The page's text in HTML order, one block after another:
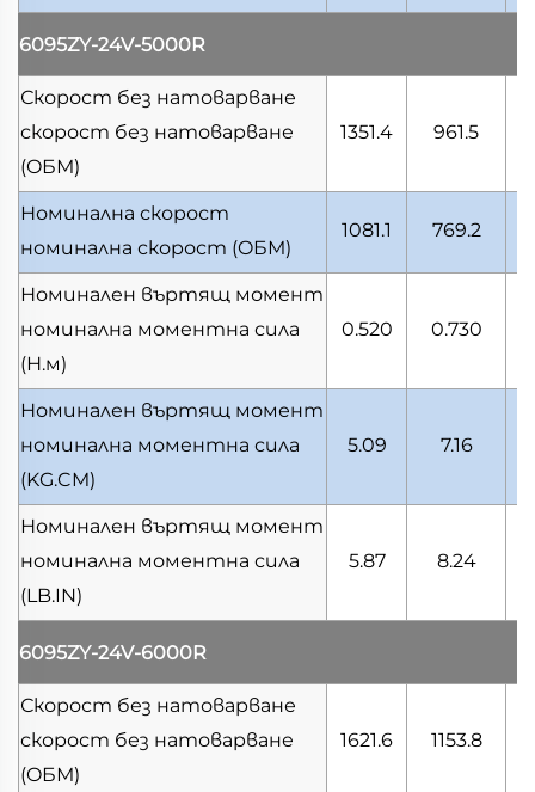
6095ZY-24V-5000R
Скорост без натоварване
скорост без натоварване
(OБМ)
1351.4 961.5
Номинална скорост
номинална скорост (OБМ)
1081.1 769.2
Номинален въртящ момент
номинална моментна сила
(Н.м)
0.520 0.730
Номинален въртящ момент
номинална моментна сила
(KG.CM)
5.09 7.16
Номинален въртящ момент
номинална моментна сила
(LB.IN)
5.87 8.24
6095ZY-24V-6000R
Скорост без натоварване
скорост без натоварване
(OБМ)
1621.6 1153.8